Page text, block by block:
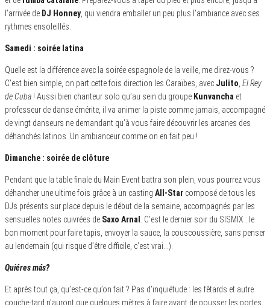
l’arrivée de DJ Honney, qui viendra emballer un peu plus l’ambiance avec ses
rythmes ensoleillés.
Samedi : soirée latina
Quelle est la différence avec la soirée espagnole de la veille, me direz-vous ?
C’est bien simple, on part cette fois direction les Caraïbes, avec Julito El Rey
de Cuba ! Aussi bien chanteur solo qu’au sein du groupe Kunvancha et
professeur de danse émérite, il va animer la piste comme jamais, accompagné
de vingt danseurs ne demandant qu’à vous faire découvrir les arcanes des
déhanchés latinos. Un ambianceur comme on en fait peu !
Dimanche : soirée de clôture
Pendant que la table finale du Main Event battra son plein, vous pourrez vous
déhancher une ultime fois grâce à un casting All-Star composé de tous les
DJs présents sur place depuis le début de la semaine, accompagnés par les
sensuelles notes cuivrées de Saxo Arnal
. C’est le dernier soir du SISMIX : le
bon moment pour faire tapis, envoyer la sauce, la couscoussière, sans penser
au lendemain (qui risque d’être difficile, c’est vrai…).
Quiéres más?
Et après tout ça, qu’est-ce qu’on fait ? Pas d’inquiétude : les fêtards et autre
couche-tard n’auront que quelques mètres à faire avant de pousser les portes